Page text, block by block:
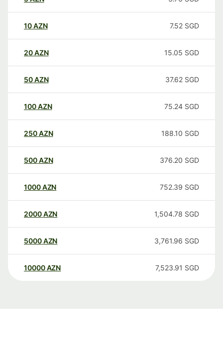
10AZN 7.52 SGD
20AZN 15.05 SGD
50AZN 37.62 SGD
100AZN 75.24 SGD
250AZN 188.10 SGD
500AZN 376.20 SGD
1000AZN 752.39 SGD
2000AZN 1,504.78 SGD
5000AZN 3,761.96 SGD
10000 AZN 7,523.91 SGD